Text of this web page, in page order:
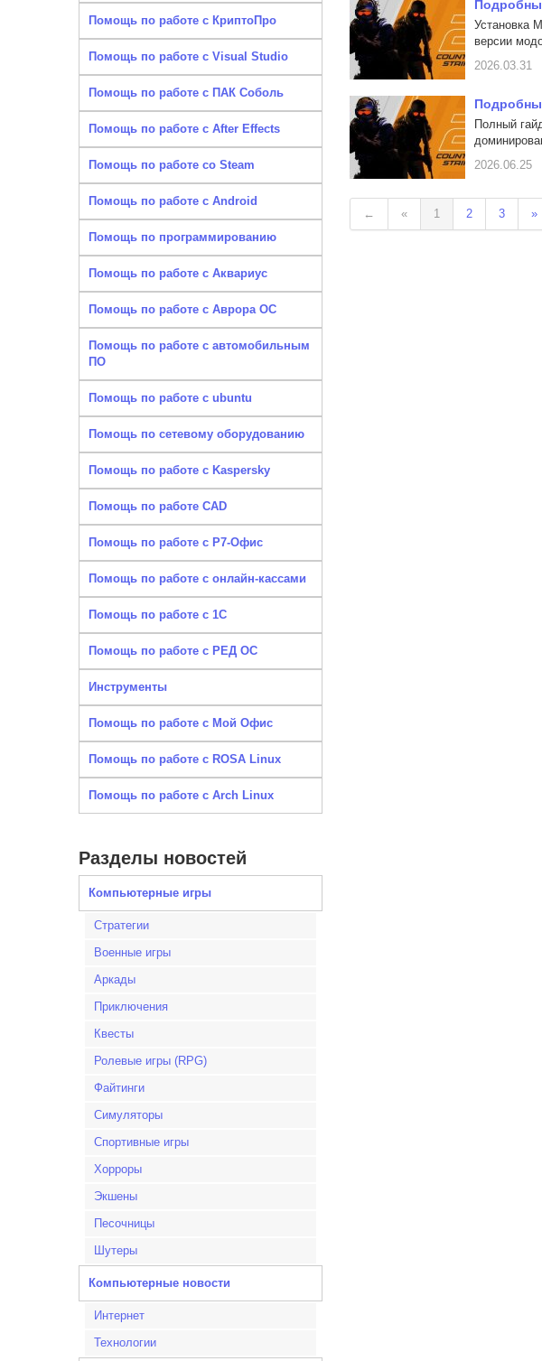
Помощь по работе с КриптоПро
Помощь по работе с Visual Studio
Помощь по работе с ПАК Соболь
Помощь по работе с After Effects
Помощь по работе со Steam
Помощь по работе с Android
Помощь по программированию
Помощь по работе с Аквариус
Помощь по работе с Аврора ОС
Помощь по работе с автомобильным
ПО
Помощь по работе с ubuntu
Помощь по сетевому оборудованию
Помощь по работе с Kaspersky
Помощь по работе CAD
Помощь по работе с Р7-Офис
Помощь по работе с онлайн-кассами
Помощь по работе с 1С
Помощь по работе с РЕД ОС
Инструменты
Помощь по работе с Мой Офис
Помощь по работе с ROSA Linux
Помощь по работе с Arch Linux
Разделы новостей
Компьютерные игры
Стратегии
Военные игры
Аркады
Приключения
Квесты
Ролевые игры (RPG)
Файтинги
Симуляторы
Спортивные игры
Хорроры
Экшены
Песочницы
Шутеры
Компьютерные новости
Интернет
Технологии
Установка
версии
2026.03.31
Полный
2026.06.25
← « 1 2 3 »